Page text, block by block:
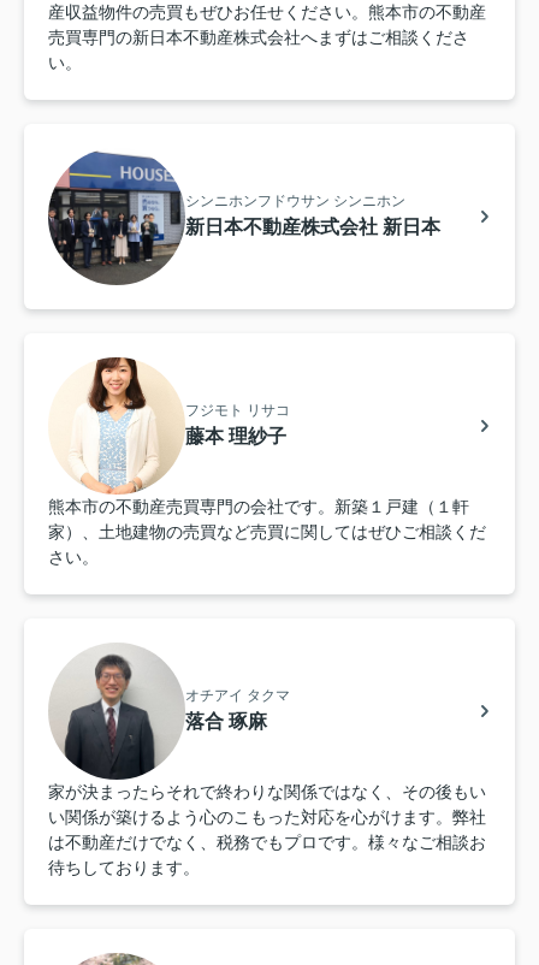
産収益物件の売買もぜひお任せください。熊本市の不動産
売買専門の新日本不動産株式会社へまずはご相談くださ
い。
シンニホンフドウサン シンニホン
新日本不動産株式会社 新日本
フジモト リサコ
藤本 理紗子
熊本市の不動産売買専門の会社です。新築１戸建（１軒
家）、土地建物の売買など売買に関してはぜひご相談くだ
さい。
オチアイ タクマ
落合 琢麻
家が決まったらそれで終わりな関係ではなく、その後もい
い関係が築けるよう心のこもった対応を心がけます。弊社
は不動産だけでなく、税務でもプロです。様々なご相談お
待ちしております。